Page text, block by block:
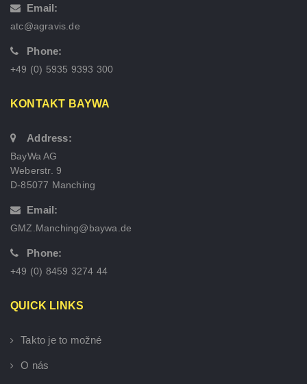
Email:
atc@agravis.de
Phone:
+49 (0) 5935 9393 300
KONTAKT BAYWA
Address:
BayWa AG
Weberstr. 9
D-85077 Manching
Email:
GMZ.Manching@baywa.de
Phone:
+49 (0) 8459 3274 44
QUICK LINKS
Takto je to možné
O nás